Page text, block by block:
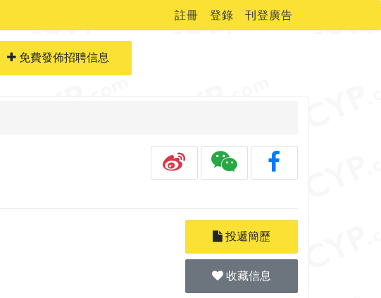
註冊 登錄 刊登廣告
免費發佈招聘信息
免費生成簡歷
投遞簡歷
收藏信息